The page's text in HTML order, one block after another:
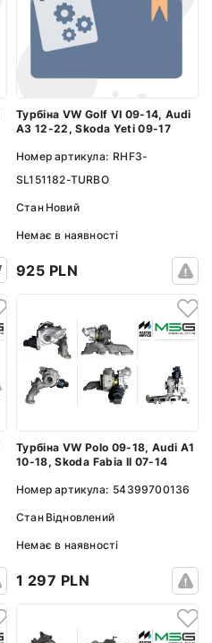
Турбіна VW Golf VI 09-14, Audi
A3 12-22, Skoda Yeti 09-17
Номер артикула: RHF3-
SL151182-TURBO
Стан Новий
Немає в наявності
925 PLN
Турбіна VW Polo 09-18, Audi A1
10-18, Skoda Fabia II 07-14
Номер артикула: 54399700136
Стан Відновлений
Немає в наявності
1 297 PLN